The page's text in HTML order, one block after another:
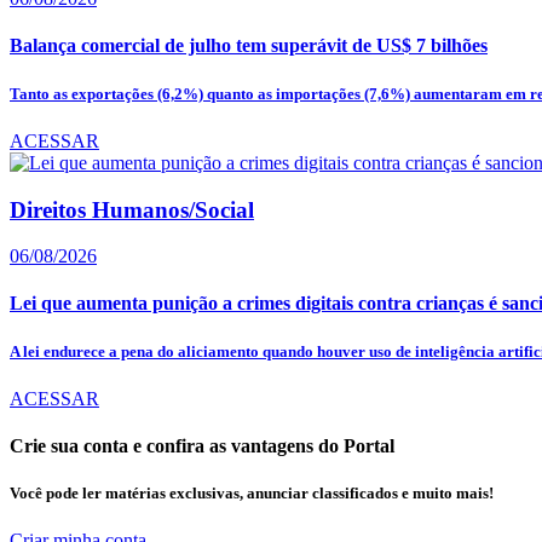
Balança comercial de julho tem superávit de US$ 7 bilhões
Tanto as exportações (6,2%) quanto as importações (7,6%) aumentaram em
ACESSAR
Direitos Humanos/Social
06/08/2026
Lei que aumenta punição a crimes digitais contra crianças é
A lei endurece a pena do aliciamento quando houver uso de inteligência
ACESSAR
Crie sua conta e confira as vantagens do Portal
Você pode ler matérias exclusivas, anunciar classificados e muito mais!